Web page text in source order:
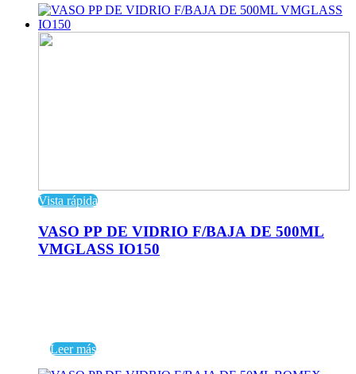
Vista rápida
VASO PP DE VIDRIO F/BAJA DE 500ML
VMGLASS IO150
Leer más